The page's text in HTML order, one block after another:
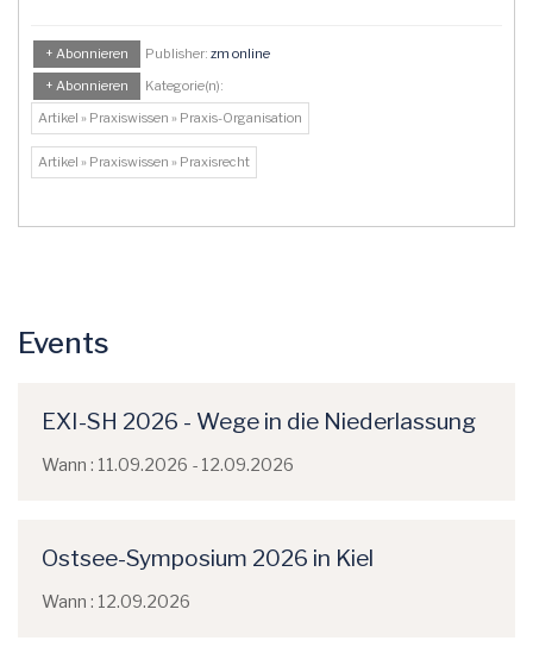
+ Abonnieren Publisher: zm online
+ Abonnieren
Kategorie(n):
Artikel » Praxiswissen » Praxis-Organisation
Artikel » Praxiswissen » Praxisrecht
Events
EXI-SH 2026 - Wege in die Niederlassung
Wann : 11.09.2026 - 12.09.2026
Ostsee-Symposium 2026 in Kiel
Wann : 12.09.2026